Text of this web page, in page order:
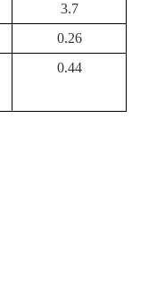
3.7
0.26
0.44